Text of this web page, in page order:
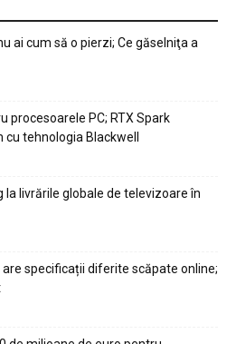
ai cum să o pierzi; Ce găselniţa a
procesoarele PC; RTX Spark
tehnologia Blackwell
la livrările globale de televizoare în
are specificații diferite scăpate online;